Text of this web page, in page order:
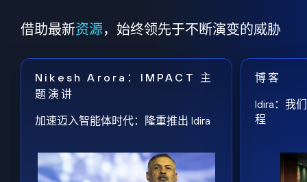
借助最新资源，始终领先于不断演变的威胁
Nikesh Arora：IMPACT 主
题演讲
加速迈入智能体时代：隆重推出 Idira
博客
Idira：我
程